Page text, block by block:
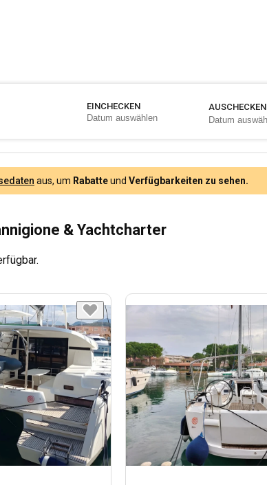
EINCHECKEN AUSCHECKEN
aus, um Rabatteund Verfügbarkeiten zu sehen.
& Yachtcharter